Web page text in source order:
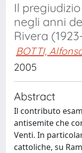
Il
negli anni
Rivera
BOTTI,
2005
Abstract
Il contributo
antisemite che
Venti. In
cattoliche, su